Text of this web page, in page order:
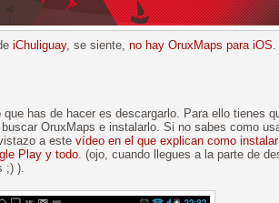
iChuliguay, se siente, no hay OruxMaps para iOS.
has de hacer es descargarlo. Para ello tienes
OruxMaps e instalarlo. Si no sabes como
a este vídeo en el que explican como
Play y todo. (ojo, cuando llegues a la parte de
;) ).